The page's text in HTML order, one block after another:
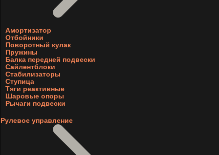
Амортизатор
Отбойники
Поворотный кулак
Пружины
Балка передней подвески
Сайлентблоки
Стабилизаторы
Ступица
Тяги реактивные
Шаровые опоры
Рычаги подвески
Рулевое управление